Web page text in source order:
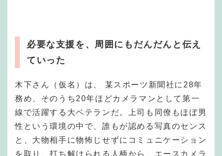
必要な支援を、周囲にもだんだんと伝え
ていった
木下さん（仮名）は、 某スポーツ新聞社に28年
務め、そのうち20年ほどカメラマンとして第一
線で活躍する大ベテランだ。上司も同僚もほぼ男
性という環境の中で、誰もが認める写真のセンス
と、大物相手に物怖じせずにコミュニケーション
を取り、打ち解けられる人柄から、エースカメラ